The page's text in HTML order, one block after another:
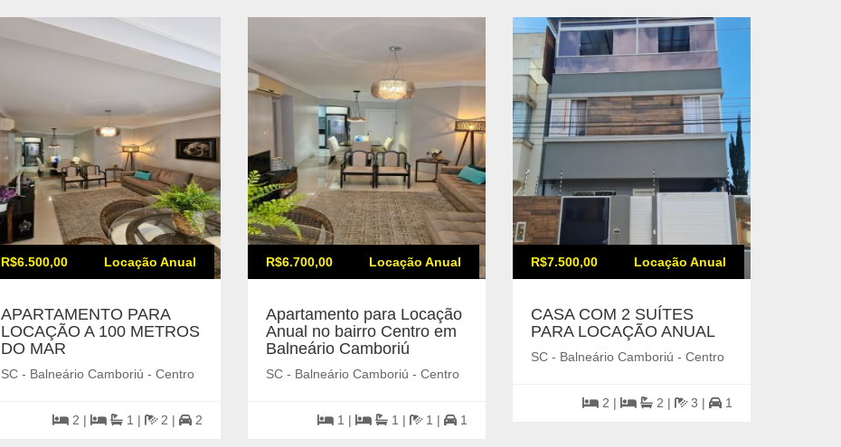
R$6.500,00 Locação Anual
APARTAMENTO PARA
LOCAÇÃO A 100 METROS
DO MAR
SC - Balneário Camboriú - Centro
2 | 1 | 2 | 2
R$6.700,00 Locação Anual
Apartamento para Locação
Anual no bairro Centro em
Balneário Camboriú
SC - Balneário Camboriú - Centro
1 | 1 | 1 | 1
R$7.500,00 Locação Anual
CASA COM 2 SUÍTES
PARA LOCAÇÃO ANUAL
SC - Balneário Camboriú - Centro
2 | 2 | 3 | 1